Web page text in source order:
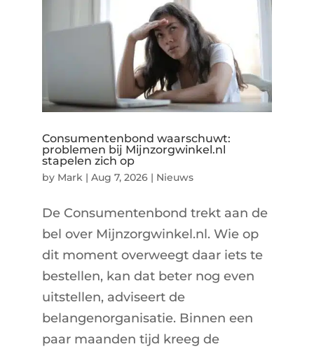
Consumentenbond waarschuwt:
problemen bij Mijnzorgwinkel.nl
stapelen zich op
by Mark| Aug 7, 2026| Nieuws
De Consumentenbond trekt aan de
bel over Mijnzorgwinkel.nl. Wie op
dit moment overweegt daar iets te
bestellen, kan dat beter nog even
uitstellen, adviseert de
belangenorganisatie. Binnen een
paar maanden tijd kreeg de